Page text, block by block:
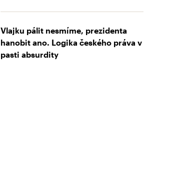
Vlajku pálit nesmíme, prezidenta
hanobit ano. Logika českého práva v
pasti absurdity